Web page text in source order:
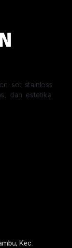
set stainless
dan estetika
Kec.